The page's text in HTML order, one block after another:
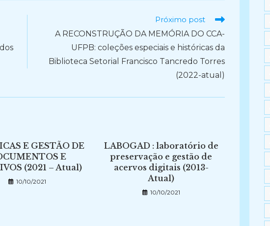
Próximo post
A RECONSTRUÇÃO DA MEMÓRIA DO CCA-
UFPB: coleções especiais e históricas da
Biblioteca Setorial Francisco Tancredo Torres
(2022-atual)
E GESTÃO DE
E
(2021 – Atual)
10/10/2021
LABOGAD : laboratório de
preservação e gestão de
acervos digitais (2013-
Atual)
10/10/2021